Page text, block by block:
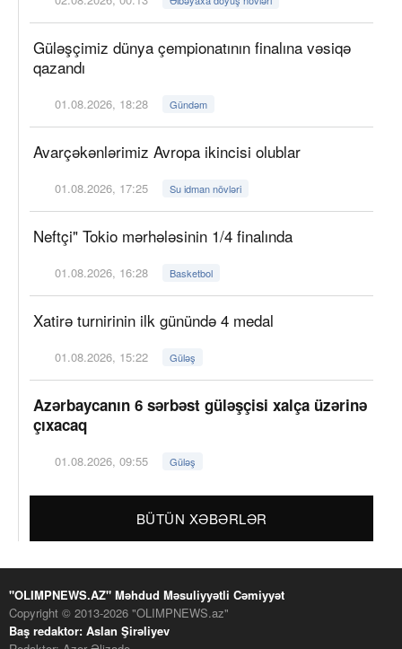
Güləşçimiz dünya çempionatının finalına vəsiqə
qazandı
01.08.2026, 18:28 Gündəm
Avarçəkənlərimiz Avropa ikincisi olublar
01.08.2026, 17:25 Su idman növləri
Neftçi" Tokio mərhələsinin 1/4 finalında
01.08.2026, 16:28 Basketbol
Xatirə turnirinin ilk günündə 4 medal
01.08.2026, 15:22 Güləş
Azərbaycanın 6 sərbəst güləşçisi xalça üzərinə
çıxacaq
01.08.2026, 09:55 Güləş
BÜTÜN XƏBƏRLƏR
"OLIMPNEWS.AZ" Məhdud Məsuliyyətli Cəmiyyət
Copyright © 2013-2026 "OLIMPNEWS.az"
Baş redaktor: Aslan Şirəliyev